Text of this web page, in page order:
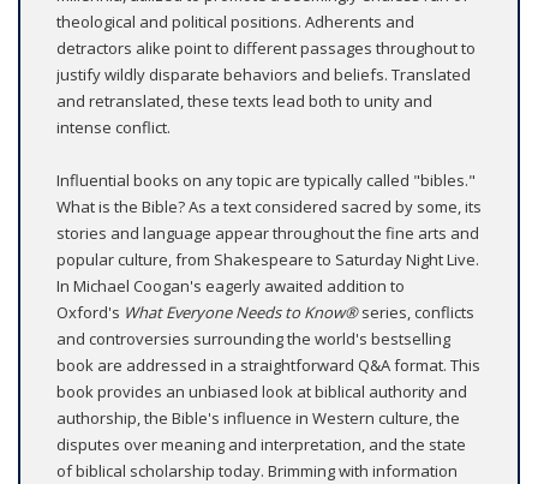
theological and political positions. Adherents and
detractors alike point to different passages throughout to
justify wildly disparate behaviors and beliefs. Translated
and retranslated, these texts lead both to unity and
intense conflict.
Influential books on any topic are typically called "bibles."
What is the Bible? As a text considered sacred by some, its
stories and language appear throughout the fine arts and
popular culture, from Shakespeare to Saturday Night Live.
In Michael Coogan's eagerly awaited addition to
Oxford's What Everyone Needs to Know®series, conflicts
and controversies surrounding the world's bestselling
book are addressed in a straightforward Q&A format. This
book provides an unbiased look at biblical authority and
authorship, the Bible's influence in Western culture, the
disputes over meaning and interpretation, and the state
of biblical scholarship today. Brimming with information